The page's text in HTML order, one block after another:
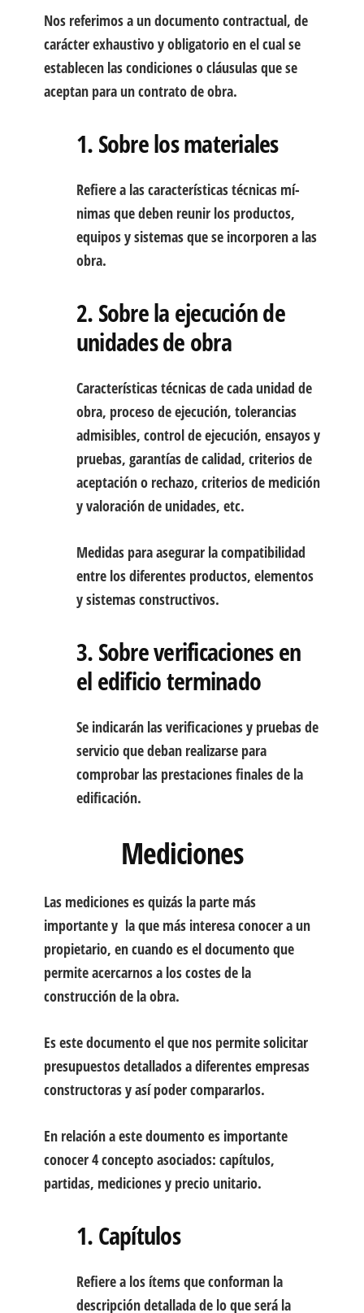
Nos referimos a un documento contractual, de
carácter exhaustivo y obligatorio en el cual se
establecen las condiciones o cláusulas que se
aceptan para un contrato de obra.
1. Sobre los materiales
Refiere a las características técnicas mí­
nimas que deben reunir los productos,
equipos y sistemas que se incorporen a las
obra.
2. Sobre la ejecución de
unidades de obra
Características técnicas de cada unidad de
obra, proceso de ejecución, tolerancias
admisibles, control de ejecución, ensayos y
pruebas, garantías de calidad, criterios de
aceptación o rechazo, criterios de medición
y valoración de unidades, etc.
Medidas para asegurar la compatibilidad
entre los diferentes productos, elementos
y sistemas constructivos.
3. Sobre verificaciones en
el edificio terminado
Se indicarán las verificaciones y pruebas de
servicio que deban realizarse para
comprobar las prestaciones finales de la
edificación.
Mediciones
Las mediciones es quizás la parte más
importante y la que más interesa conocer a un
propietario, en cuando es el documento que
permite acercarnos a los costes de la
construcción de la obra.
Es este documento el que nos permite solicitar
presupuestos detallados a diferentes empresas
constructoras y así poder compararlos.
En relación a este doumento es importante
conocer 4 concepto asociados: capítulos,
partidas, mediciones y precio unitario.
1. Capítulos
Refiere a los ítems que conforman la
descripción detallada de lo que será la